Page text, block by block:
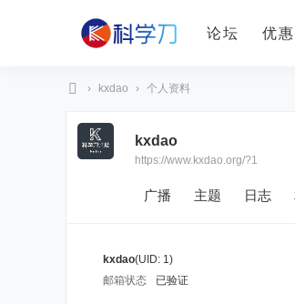
论坛 优
› kxdao › 个人资料
kxdao
https://www.kxdao.org/?1
广播 主题 日志
kxdao(UID: 1)
邮箱状态
已验证